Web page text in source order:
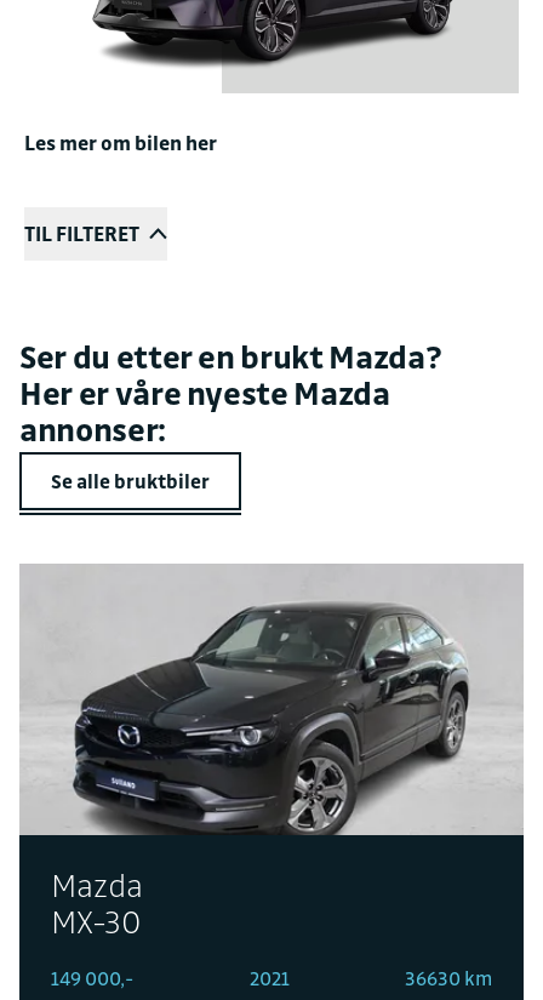
Les mer om bilen her
TIL FILTERET
Ser du etter en brukt Mazda?
Her er våre nyeste Mazda
annonser:
Se alle bruktbiler
Mazda
MX-30
149 000,- 2021 36630 km